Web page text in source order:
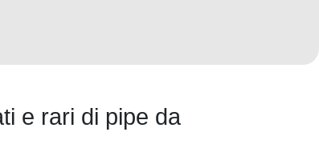
e rari di pipe da